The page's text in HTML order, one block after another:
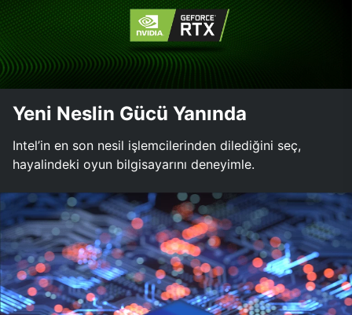
Yeni Neslin Gücü Yanında
Intel’in en son nesil işlemcilerinden dilediğini seç,
hayalindeki oyun bilgisayarını deneyimle.